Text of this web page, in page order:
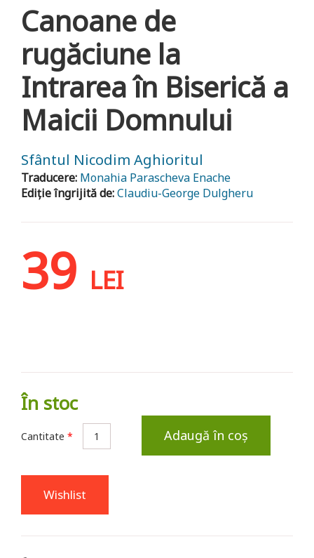
Canoane de
rugăciune la
Intrarea în Biserică a
Maicii Domnului
Sfântul Nicodim Aghioritul
Traducere: Monahia Parascheva Enache
Ediție îngrijită de:Claudiu-George Dulgheru
39 LEI
În stoc
Cantitate * Adaugă în coș
Wishlist